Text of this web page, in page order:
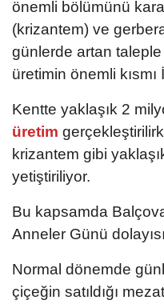
önemli bölümünü
(krizantem) ve
günlerde artan
üretimin önemli kısmı
Kentte yaklaşık 2
üretim
krizantem gibi
yetiştiriliyor.
Bu kapsamda
Anneler Günü
Normal dönemde
çiçeğin satıldığı